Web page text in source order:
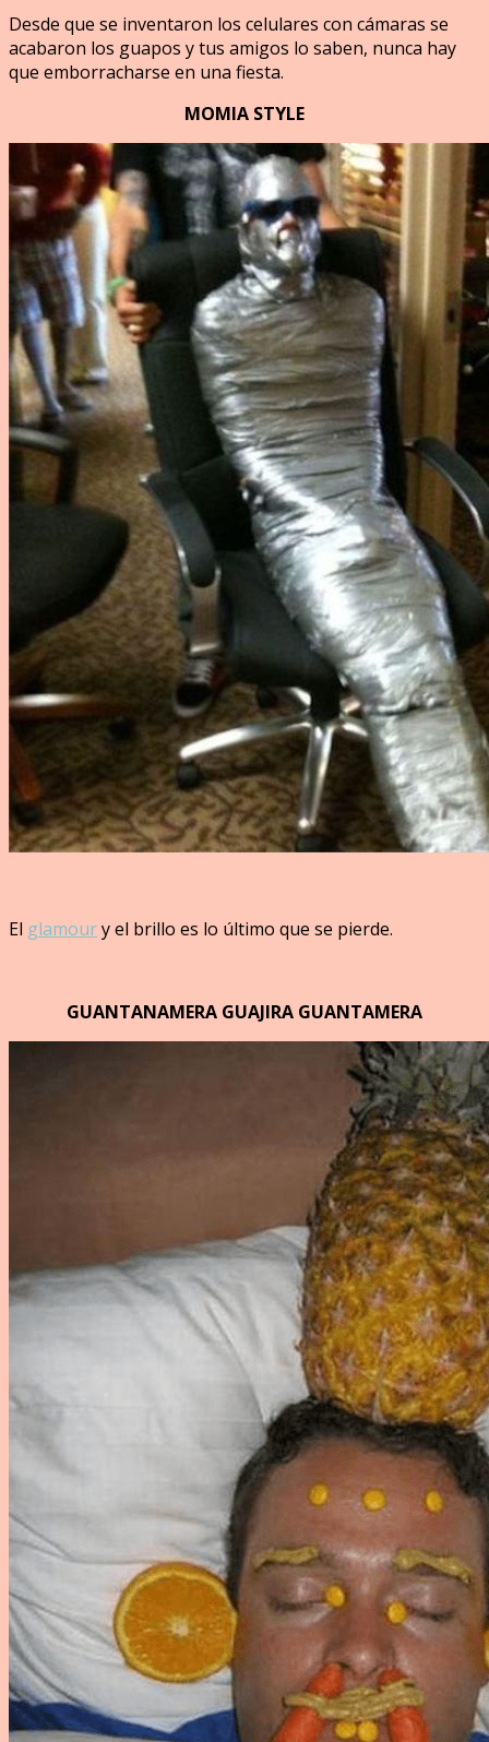
Desde que se inventaron los celulares con cámaras se
acabaron los guapos y tus amigos lo saben, nunca hay
que emborracharse en una fiesta.
MOMIA STYLE
El glamoury el brillo es lo último que se pierde.
GUANTANAMERA GUAJIRA GUANTAMERA